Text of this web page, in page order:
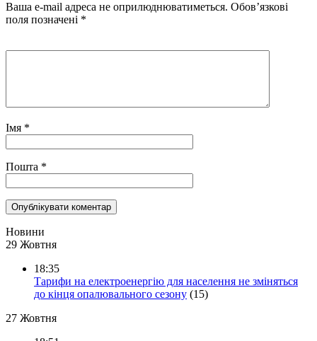
Ваша e-mail адреса не оприлюднюватиметься. Обов’язкові
поля позначені *
Імя *
Пошта *
Новини
29 Жовтня
18:35
Тарифи на електроенергію для населення не зміняться
до кінця опалювального сезону (15)
27 Жовтня